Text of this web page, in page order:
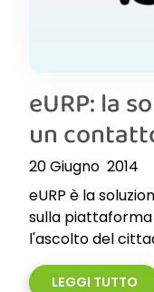
eURP: la
un
20 Giugno 2014
eURP è la
sulla piattaforma
l'ascolto del
LEGGI TUTTO